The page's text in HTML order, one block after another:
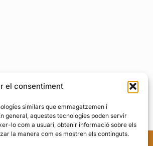
el consentiment
similars que emmagatzemen i
general, aquestes tecnologies poden servir
lo com a usuari, obtenir informació sobre els
la manera com es mostren els continguts.